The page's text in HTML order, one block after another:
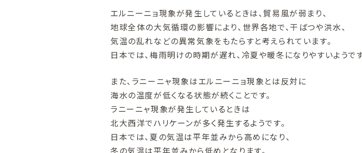
エルニーニョ現象が発生しているときは、貿易風が弱まり、
地球全体の大気循環の影響により、世界各地で、干ばつや洪水、
気温の乱れなどの異常気象をもたらすと考えられています。
日本では、梅雨明けの時期が遅れ、冷夏や暖冬になりやすいようです
また、ラニーニャ現象はエルニーニョ現象とは反対に
海水の温度が低くなる状態が続くことです。
ラニーニャ現象が発生しているときは
北大西洋でハリケーンが多く発生するようです。
日本では、夏の気温は平年並みから高めになり、
冬の気温は平年並みから低めとなります。